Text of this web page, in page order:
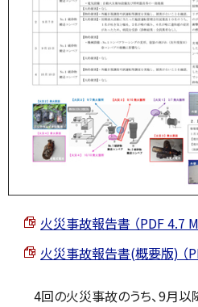
火災事故報告書 （PDF 4.7
火災事故報告書(概要版) （
4回の火災事故のうち、9月